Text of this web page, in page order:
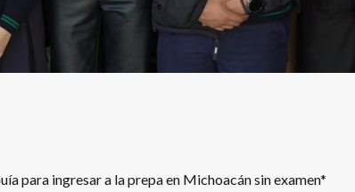
para ingresar a la prepa en Michoacán sin examen*